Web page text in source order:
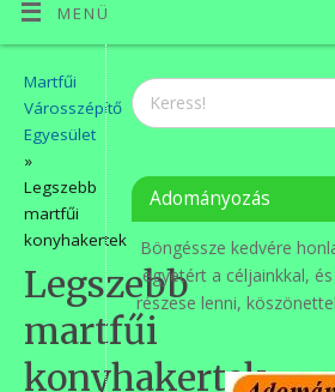
MENÜ
Martfűi
Városszépítő
Egyesület
»
Legszebb
martfűi
konyhakertek
Legszebb
martfűi
konyhakertek
Adományozás
Böngéssze kedvére
egyetért a céljainkkal,
részese lenni,